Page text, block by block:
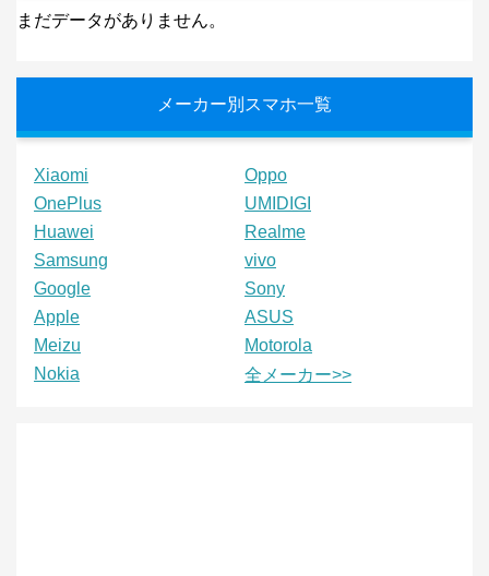
まだデータがありません。
メーカー別スマホ一覧
Xiaomi
Oppo
OnePlus
UMIDIGI
Huawei
Realme
Samsung
vivo
Google
Sony
Apple
ASUS
Meizu
Motorola
Nokia
全メーカー>>